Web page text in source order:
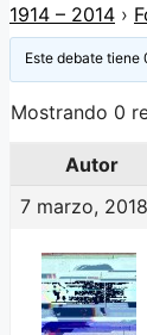
1914 – 2014 ›
Este debate tiene
Mostrando 0
Autor
7 marzo,